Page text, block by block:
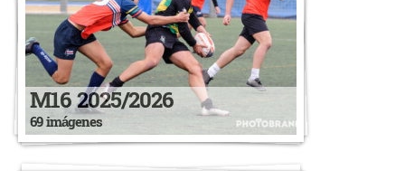
M16 2025/2026
69 imágenes